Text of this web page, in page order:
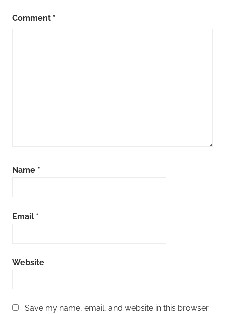
Comment *
Name *
Email *
Website
Save my name, email, and website in this browser